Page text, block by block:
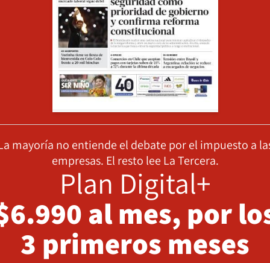
mayoría no entiende el debate por el impuesto a
empresas. El resto lee La Tercera.
Plan Digital+
al mes, por
3 primeros meses